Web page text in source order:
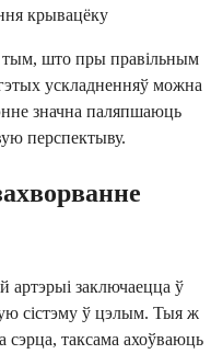
крывацёку
тым, што пры правільным
ускладненняў можна
значна паляпшаюць
перспектыву.
артэрыі заключаецца ў
сістэму ў цэлым. Тыя ж
сэрца, таксама ахоўваюць